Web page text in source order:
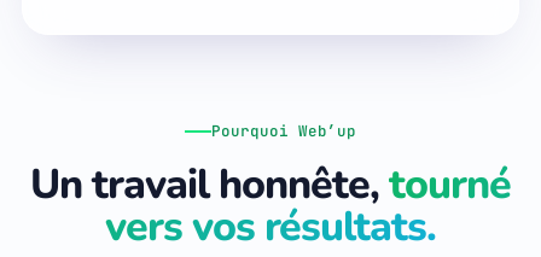
Pourquoi Web’up
Un travail honnête,tourné
vers vos résultats.